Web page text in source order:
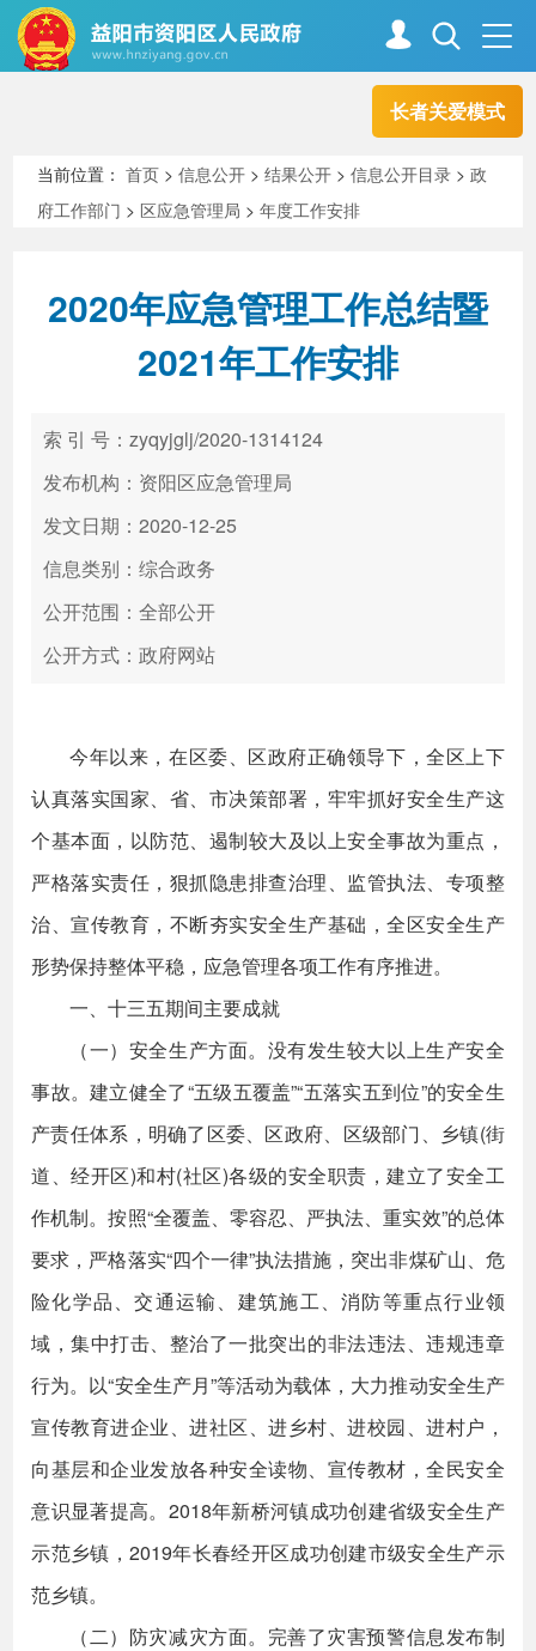
长者关爱模式
走进资阳
新闻中心 解读回应
政务服务
高效办成一件事
当前位置：首页 >信息公开 >结果公开 >信息公开目录 >政
府工作部门 > 区应急管理局 >年度工作安排
2020年应急管理工作总结暨
2021年工作安排
索 引 号：zyqyjglj/2020-1314124
发布机构：资阳区应急管理局
发文日期：2020-12-25
信息类别：综合政务
公开范围：全部公开
公开方式：政府网站
今年以来，在区委、区政府正确领导下，全区上下
认真落实国家、省、市决策部署，牢牢抓好安全生产这
个基本面，以防范、遏制较大及以上安全事故为重点，
严格落实责任，狠抓隐患排查治理、监管执法、专项整
治、宣传教育，不断夯实安全生产基础，全区安全生产
形势保持整体平稳，应急管理各项工作有序推进。
一、十三五期间主要成就
（一）安全生产方面。没有发生较大以上生产安全
事故。建立健全了“五级五覆盖”“五落实五到位”的安全生
产责任体系，明确了区委、区政府、区级部门、乡镇(街
道、经开区)和村(社区)各级的安全职责，建立了安全工
作机制。按照“全覆盖、零容忍、严执法、重实效”的总体
要求，严格落实“四个一律”执法措施，突出非煤矿山、危
险化学品、交通运输、建筑施工、消防等重点行业领
域，集中打击、整治了一批突出的非法违法、违规违章
行为。以“安全生产月”等活动为载体，大力推动安全生产
宣传教育进企业、进社区、进乡村、进校园、进村户，
向基层和企业发放各种安全读物、宣传教材，全民安全
意识显著提高。2018年新桥河镇成功创建省级安全生产
示范乡镇，2019年长春经开区成功创建市级安全生产示
范乡镇。
（二）防灾减灾方面。完善了灾害预警信息发布制